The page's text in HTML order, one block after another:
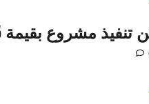
بقيمة 5 ملايين دولار شمال شرق سوريا